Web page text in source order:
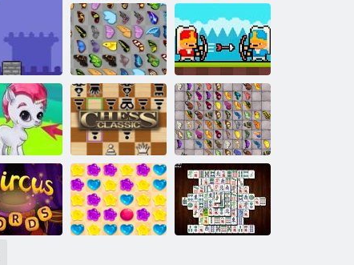
Ágyúförfítő
Mahjong
történet
Tündérföld
egyesítése és
mágia
Kyodai pillangó Janissary csaták
gémes Sakk klasszikus
Pillangó Kyodai
HD